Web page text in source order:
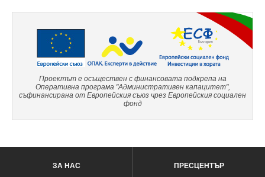
Проектът е осъществен с финансовата подкрепа на
Оперативна програма "Административен капацитет",
съфинансирана от Европейския съюз чрез Европейския социален
фонд
ЗА НАС ПРЕСЦЕНТЪР